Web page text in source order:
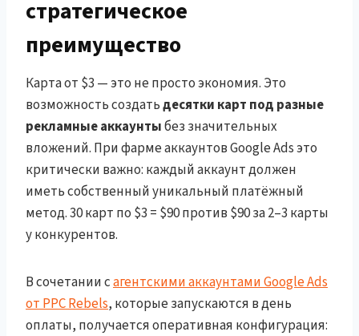
стратегическое
преимущество
Карта от $3 — это не просто экономия. Это
возможность создатьдесятки карт под разные
рекламные аккаунтыбез значительных
вложений. При фарме аккаунтов Google Ads это
критически важно: каждый аккаунт должен
иметь собственный уникальный платёжный
метод. 30 карт по $3 = $90 против $90 за 2–3 карты
у конкурентов.
В сочетании сагентскими аккаунтами Google Ads
от PPC Rebels, которые запускаются в день
оплаты, получается оперативная конфигурация: